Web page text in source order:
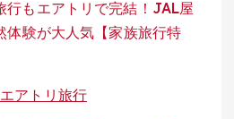
エアトリ旅行